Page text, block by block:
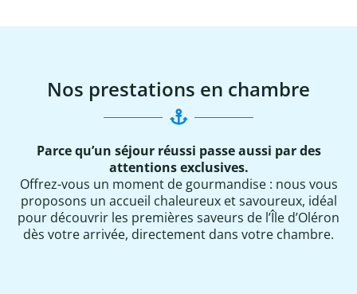
Nos prestations en chambre
Parce qu’un séjour réussi passe aussi par des
attentions exclusives.
Offrez-vous un moment de gourmandise : nous vous
proposons un accueil chaleureux et savoureux, idéal
pour découvrir les premières saveurs de l’Île d’Oléron
dès votre arrivée, directement dans votre chambre.